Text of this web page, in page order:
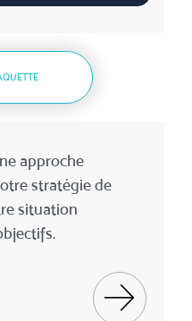
approche
stratégie de
situation